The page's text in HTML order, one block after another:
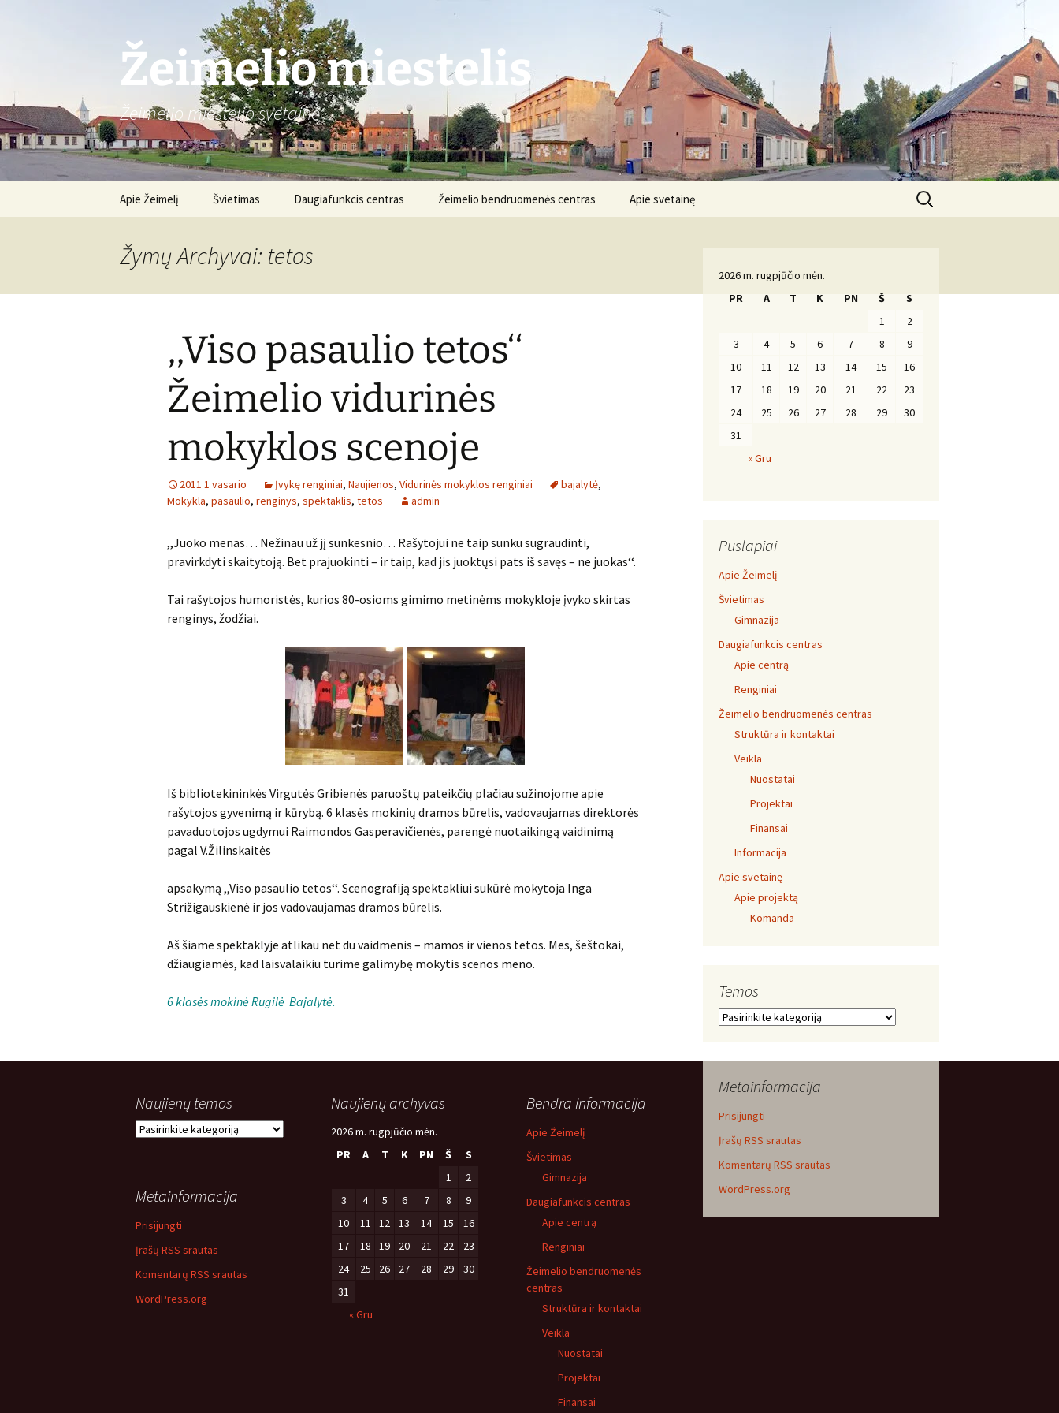
Žeimelio miestelis
Žeimelio miestelio svetainė
Apie Žeimelį Švietimas Daugiafunkcis centras Žeimelio bendruomenės centras Apie svetainę
Ieškoti:
Žymų Archyvai: tetos
,,Viso pasaulio tetos‘‘
Žeimelio vidurinės
mokyklos scenoje
2011 1 vasario Įvykę renginiai, Naujienos, Vidurinės mokyklos renginiai bajalytė,
Mokykla, pasaulio, renginys, spektaklis, tetos admin
,,Juoko menas… Nežinau už jį sunkesnio… Rašytojui ne taip sunku sugraudinti,
pravirkdyti skaitytoją. Bet prajuokinti – ir taip, kad jis juoktųsi pats iš savęs – ne juokas‘‘.
Tai rašytojos humoristės, kurios 80-osioms gimimo metinėms mokykloje įvyko skirtas
renginys, žodžiai.
Iš bibliotekininkės Virgutės Gribienės paruoštų pateikčių plačiau sužinojome apie
rašytojos gyvenimą ir kūrybą. 6 klasės mokinių dramos būrelis, vadovaujamas direktorės
pavaduotojos ugdymui Raimondos Gasperavičienės, parengė nuotaikingą vaidinimą
pagal V.Žilinskaitės
apsakymą ,,Viso pasaulio tetos‘‘. Scenografiją spektakliui sukūrė mokytoja Inga
Strižigauskienė ir jos vadovaujamas dramos būrelis.
Aš šiame spektaklyje atlikau net du vaidmenis – mamos ir vienos tetos. Mes, šeštokai,
džiaugiamės, kad laisvalaikiu turime galimybę mokytis scenos meno.
6 klasės mokinė Rugilė Bajalytė.
2026 m. rugpjūčio mėn.
PR
A T K PN Š
S
1
2
3
4 5 6 7 8
9
10
11 12 13 14 15
16
17
18 19 20 21 22
23
24
25 26 27 28 29
30
31
« Gru
Puslapiai
Apie Žeimelį
Švietimas
Gimnazija
Daugiafunkcis centras
Apie centrą
Renginiai
Žeimelio bendruomenės centras
Struktūra ir kontaktai
Veikla
Nuostatai
Projektai
Finansai
Informacija
Apie svetainę
Apie projektą
Komanda
Temos
Temos
Metainformacija
Prisijungti
Įrašų RSS srautas
Komentarų RSS srautas
WordPress.org
Naujienų temos
Naujienų
Naujienų archyvas
2026 m. rugpjūčio mėn.
PR
A T K PN Š
S
1
2
3
4 5 6 7 8
9
10
11 12 13 14 15
16
17
18 19 20 21 22
23
24
25 26 27 28 29
30
31
« Gru
Bendra informacija
Apie Žeimelį
Švietimas
Gimnazija
Daugiafunkcis centras
Apie centrą
Renginiai
Žeimelio bendruomenės
centras
Struktūra ir kontaktai
Veikla
Nuostatai
Projektai
Finansai
Metainformacija
Prisijungti
Įrašų RSS srautas
Komentarų RSS srautas
WordPress.org